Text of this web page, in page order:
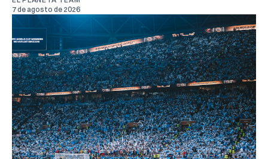
7 de agosto de 2026